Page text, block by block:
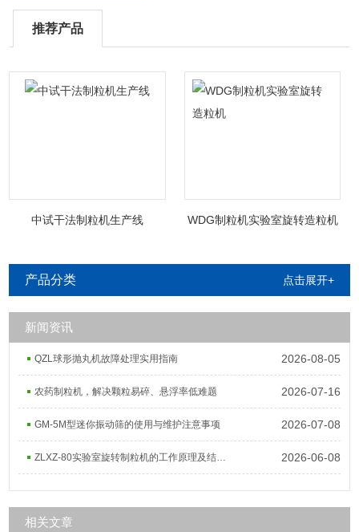
推荐产品
中试干法制粒机生产线 WDG制粒机实验室旋转造粒机
产品分类 点击展开+
新闻资讯
QZL球形抛丸机故障处理实用指南 2026-08-05
农药制粒机，解决颗粒易碎、悬浮率低难题 2026-07-16
GM-5M型迷你振动筛的使用与维护注意事项 2026-07-08
ZLXZ-80实验室旋转制粒机的工作原理及结构组成 2026-06-08
相关文章